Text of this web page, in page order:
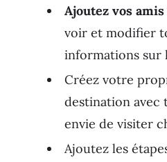
Ajoutez vos amis
voir et modifier
informations sur
Créez votre
destination avec
envie de visiter
Ajoutez les